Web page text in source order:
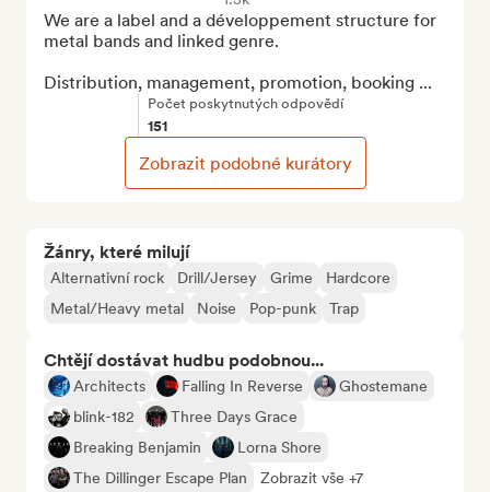
Žánry, které milují
Alternativní rock Drill/Jersey Grime
Hardcore
Metal/Heavy metal
Noise Pop-punk Trap
Chtějí dostávat hudbu podobnou...
Architects Falling In Reverse
Ghostemane
blink-182
Three Days Grace
Breaking Benjamin
Lorna Shore
The Dillinger Escape Plan
Zobrazit vše +7
We are a label and a développement structure for
metal bands and linked genre.
Distribution, management, promotion, booking ...
Počet poskytnutých odpovědí
151
Zobrazit podobné kurátory